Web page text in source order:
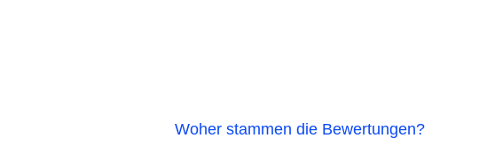
Woher stammen die Bewertungen?